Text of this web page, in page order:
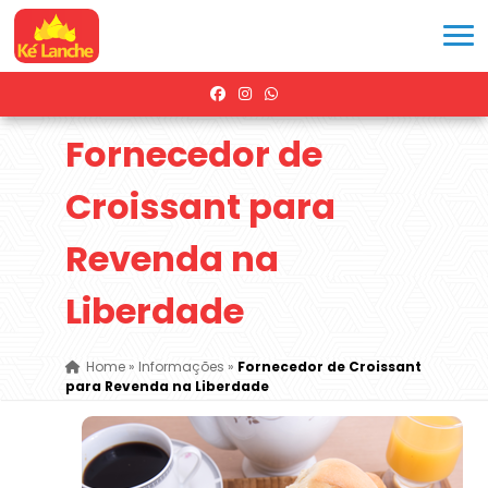
Fornecedor de
Croissant para
Revenda na
Liberdade
Home» Informações » Fornecedor de Croissant
para Revenda na Liberdade